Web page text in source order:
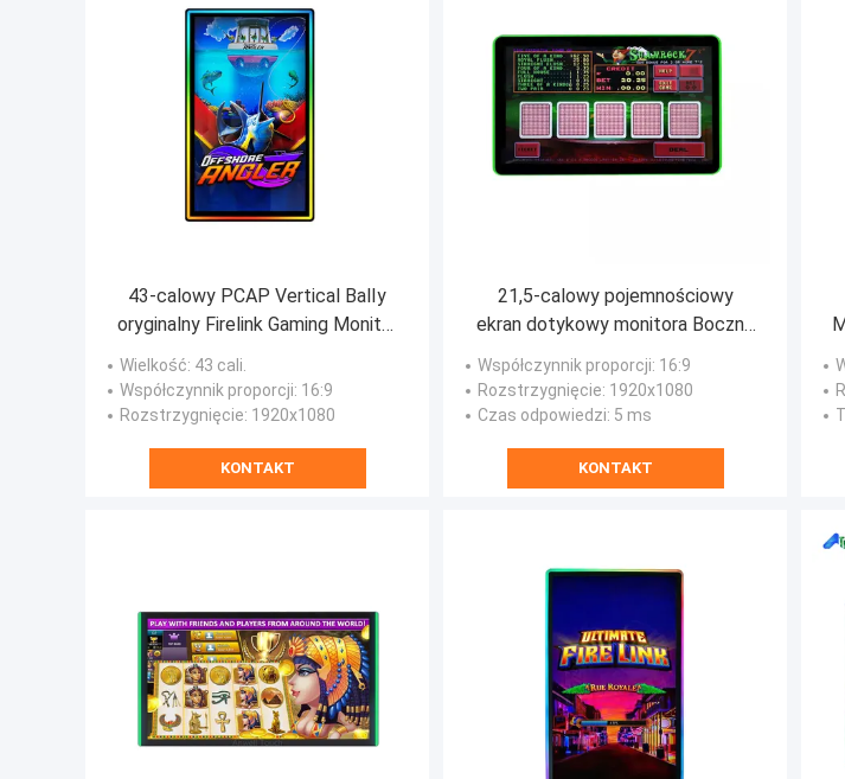
43-calowy PCAP Vertical BalIy
oryginalny Firelink Gaming Monitor
pojemnościowy Monitor
dotykowy
Wielkość: 43 cali.
Współczynnik proporcji: 16:9
Rozstrzygnięcie: 1920x1080
KONTAKT
21,5-calowy pojemnościowy
ekran dotykowy monitora Boczne
światło LED do gry POG WMS
FOX
Współczynnik proporcji: 16:9
Rozstrzygnięcie: 1920x1080
Czas odpowiedzi: 5 ms
KONTAKT